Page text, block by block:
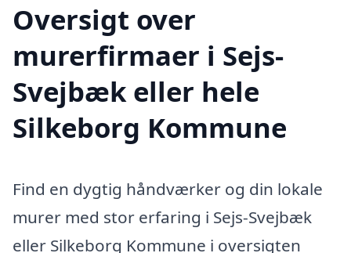
Oversigt over
murerfirmaer i Sejs-
Svejbæk eller hele
Silkeborg Kommune
Find en dygtig håndværker og din lokale
murer med stor erfaring i Sejs-Svejbæk
eller Silkeborg Kommune i oversigten